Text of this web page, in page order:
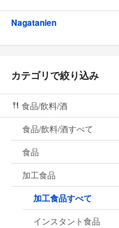
Nagatanien
カテゴリで絞り込み
食品/飲料/酒
食品/飲料/酒すべて
食品
加工食品
加工食品すべて
インスタント食品